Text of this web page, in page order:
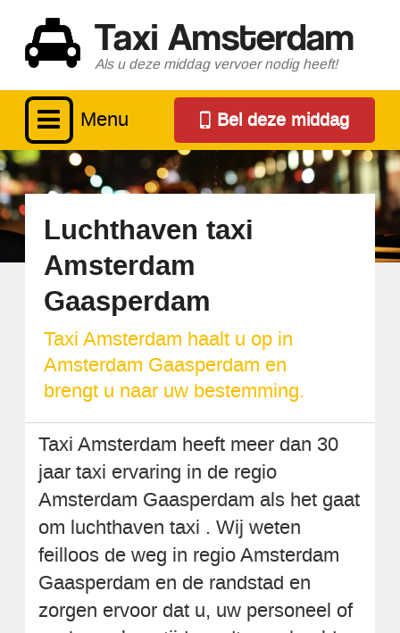
Taxi Amsterdam
Als u deze middag vervoer nodig heeft!
Menu Bel deze middag
Luchthaven taxi
Amsterdam
Gaasperdam
Taxi Amsterdam haalt u op in
Amsterdam Gaasperdam en
brengt u naar uw bestemming.
Taxi Amsterdam heeft meer dan 30
jaar taxi ervaring in de regio
Amsterdam Gaasperdam als het gaat
om luchthaven taxi . Wij weten
feilloos de weg in regio Amsterdam
Gaasperdam en de randstad en
zorgen ervoor dat u, uw personeel of